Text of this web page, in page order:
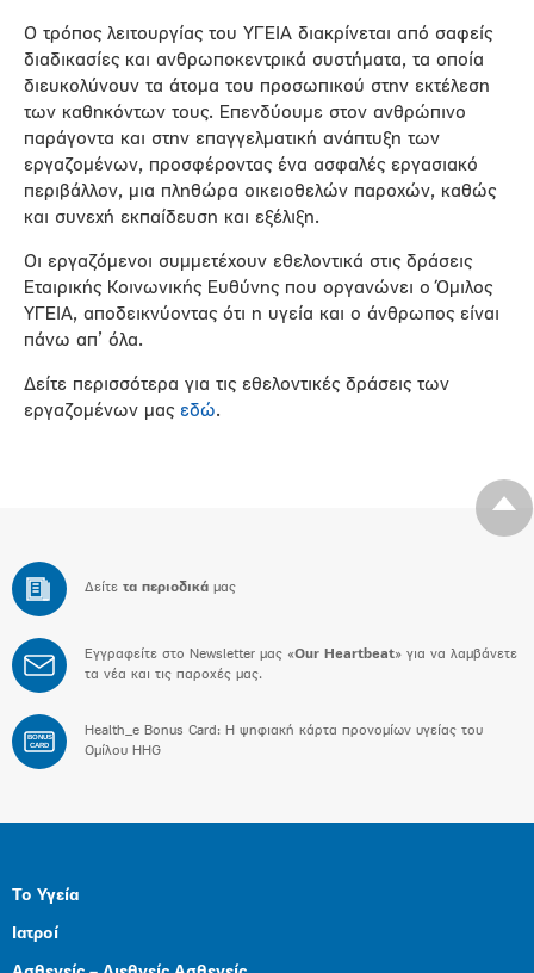
Ο τρόπος λειτουργίας του ΥΓΕΙΑ διακρίνεται από σαφείς
διαδικασίες και ανθρωποκεντρικά συστήματα, τα οποία
διευκολύνουν τα άτομα του προσωπικού στην εκτέλεση
των καθηκόντων τους. Επενδύουμε στον ανθρώπινο
παράγοντα και στην επαγγελματική ανάπτυξη των
εργαζομένων, προσφέροντας ένα ασφαλές εργασιακό
περιβάλλον, μια πληθώρα οικειοθελών παροχών, καθώς
και συνεχή εκπαίδευση και εξέλιξη.
Οι εργαζόμενοι συμμετέχουν εθελοντικά στις δράσεις
Εταιρικής Κοινωνικής Ευθύνης που οργανώνει ο Όμιλος
ΥΓΕΙΑ, αποδεικνύοντας ότι η υγεία και ο άνθρωπος είναι
πάνω απ’ όλα.
Δείτε περισσότερα για τις εθελοντικές δράσεις των
εργαζομένων μας εδώ.
Δείτε τα περιοδικά μας
Εγγραφείτε στο Newsletter μας «Our Heartbeat» για να λαμβάνετε
τα νέα και τις παροχές μας.
BONUS
CARD
Health_e Bonus Card: H ψηφιακή κάρτα προνομίων υγείας του
Ομίλου HHG
Το Υγεία
Ιατροί